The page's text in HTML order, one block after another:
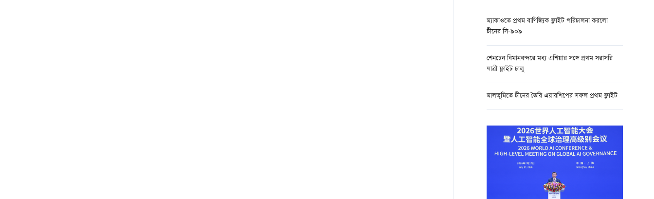
ম্যাকাওতে প্রথম বাণিজ্যিক ফ্লাইট পরিচালনা করলো
চীনের সি-৯০৯
শেনচেন বিমানবন্দরে মধ্য এশিয়ার সঙ্গে প্রথম সরাসরি
যাত্রী ফ্লাইট চালু
মালভূমিতে চীনের তৈরি এয়ারশিপের সফল প্রথম ফ্লাইট